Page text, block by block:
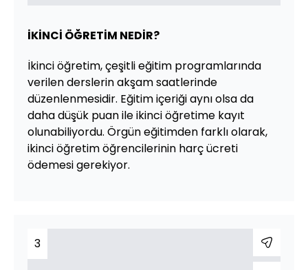
İKİNCİ ÖĞRETİM NEDİR?
İkinci öğretim, çeşitli eğitim programlarında
verilen derslerin akşam saatlerinde
düzenlenmesidir. Eğitim içeriği aynı olsa da
daha düşük puan ile ikinci öğretime kayıt
olunabiliyordu. Örgün eğitimden farklı olarak,
ikinci öğretim öğrencilerinin harç ücreti
ödemesi gerekiyor.
3